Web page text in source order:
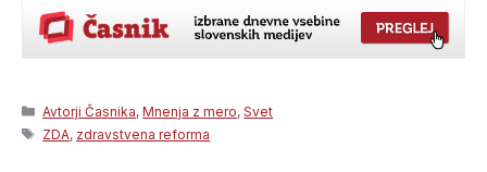
Categories
Avtorji Časnika,Mnenja z mero,Svet
Tags
ZDA, zdravstvena reforma